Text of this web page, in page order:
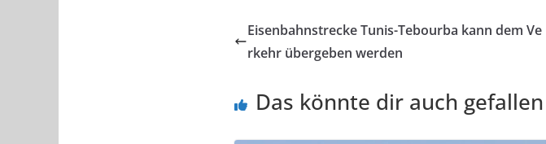
Eisenbahnstrecke Tunis-Tebourba kann dem Ve
rkehr übergeben werden
Das könnte dir auch gefallen